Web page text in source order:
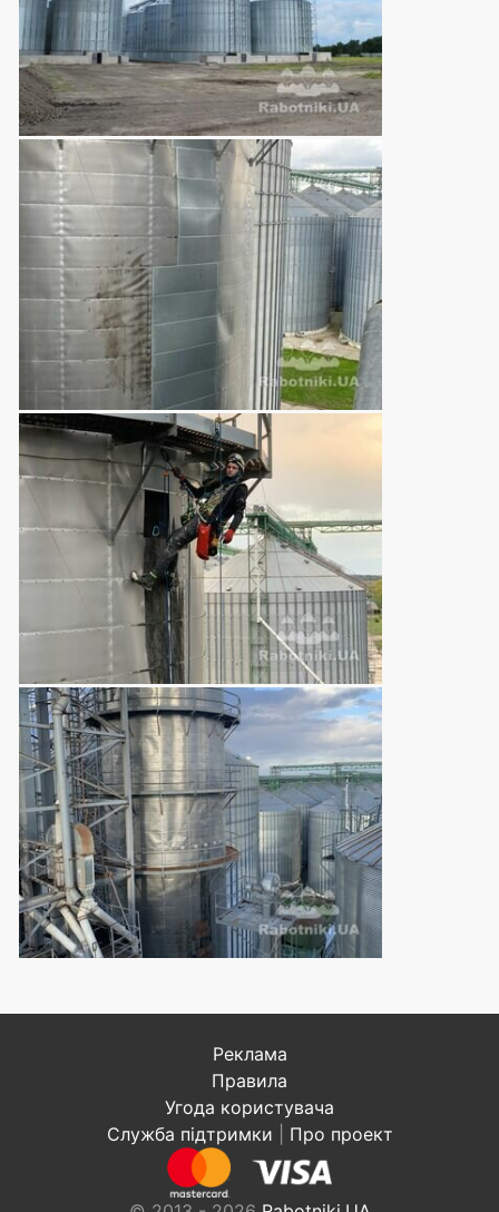
Реклама
Правила
Угода користувача
Служба підтримки
Про проект